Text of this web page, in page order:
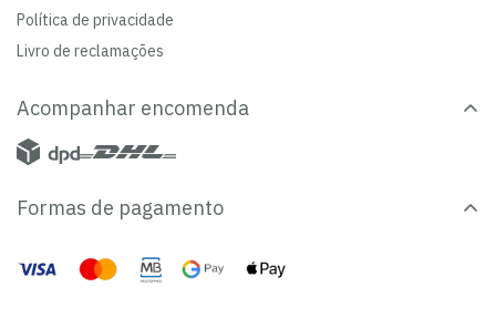
Política de privacidade
Livro de reclamações
Acompanhar encomenda
Formas de pagamento